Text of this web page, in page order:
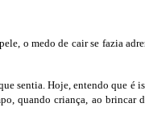
o medo de cair se fazia
sentia. Hoje, entendo que
quando criança, ao